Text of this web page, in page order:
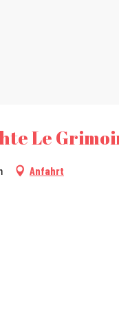
Le
Anfahrt